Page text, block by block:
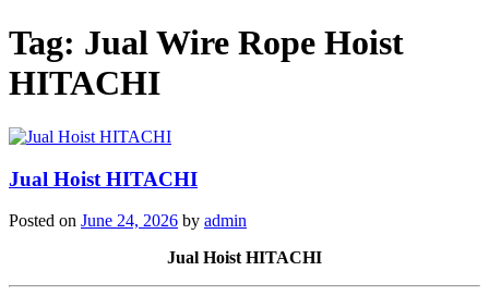
Tag: Jual Wire Rope Hoist
HITACHI
Jual Hoist HITACHI
Posted on June 24, 2026 by admin
Jual Hoist HITACHI